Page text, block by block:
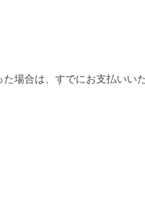
場合は、すでにお支払いい